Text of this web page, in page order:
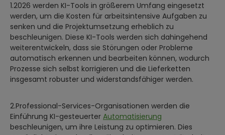
1.2026 werden KI-Tools in größerem Umfang eingesetzt
werden, um die Kosten für arbeitsintensive Aufgaben zu
senken und die Projektumsetzung erheblich zu
beschleunigen. Diese KI-Tools werden sich dahingehend
weiterentwickeln, dass sie Störungen oder Probleme
automatisch erkennen und bearbeiten können, wodurch
Prozesse sich selbst korrigieren und die Lieferketten
insgesamt robuster und widerstandsfähiger werden.
2.Professional-Services-Organisationen werden die
Einführung KI-gesteuerter Automatisierung
beschleunigen, um ihre Leistung zu optimieren. Dies